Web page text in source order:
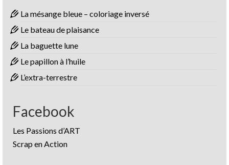
La mésange bleue – coloriage inversé
Le bateau de plaisance
La baguette lune
Le papillon à l’huile
L’extra-terrestre
Facebook
Les Passions d’ART
Scrap en Action